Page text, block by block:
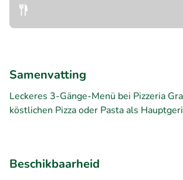
Samenvatting
Leckeres 3-Gänge-Menü bei Pizzeria
köstlichen Pizza oder Pasta als
Beschikbaarheid